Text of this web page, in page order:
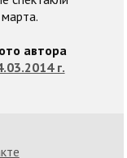
автора
г.